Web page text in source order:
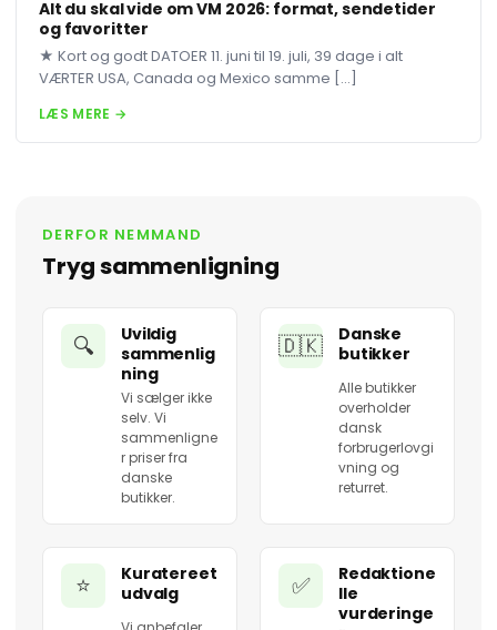
Alt du skal vide om VM 2026: format, sendetider
og favoritter
★ Kort og godt DATOER 11. juni til 19. juli, 39 dage i alt
VÆRTER USA, Canada og Mexico samme […]
LÆS MERE →
DERFOR NEMMAND
Tryg sammenligning
🔍
Uvildig
sammenlig
ning
Vi sælger ikke
selv. Vi
sammenligne
r priser fra
danske
butikker.
🇩🇰
Danske
butikker
Alle butikker
overholder
dansk
forbrugerlovgi
vning og
returret.
⭐
Kuratereet
udvalg
✅
Redaktione
lle
vurderinge